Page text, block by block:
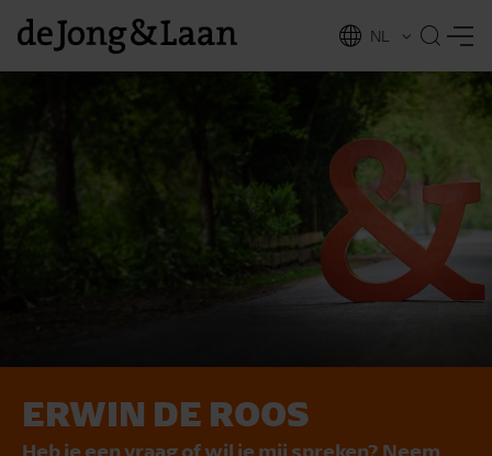
EN
NL
ERWIN DE ROOS
Heb je een vraag of wil je mij spreken? Neem